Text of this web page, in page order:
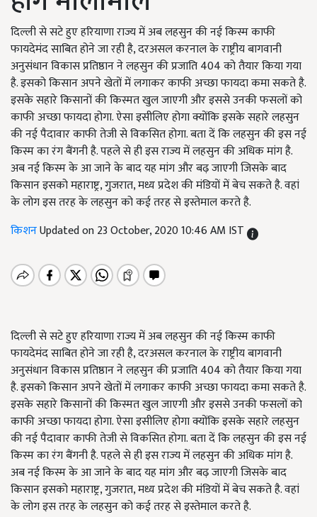
दिल्ली से सटे हुए हरियाणा राज्य में अब लहसुन की नई किस्म काफी
फायदेमंद साबित होने जा रही है, दरअसल करनाल के राष्ट्रीय बागवानी
अनुसंधान विकास प्रतिष्ठान ने लहसुन की प्रजाति 404 को तैयार किया गया
है. इसको किसान अपने खेतों में लगाकर काफी अच्छा फायदा कमा सकते है.
इसके सहारे किसानों की किस्मत खुल जाएगी और इससे उनकी फसलों को
काफी अच्छा फायदा होगा. ऐसा इसीलिए होगा क्योंकि इसके सहारे लहसुन
की नई पैदावार काफी तेजी से विकसित होगा. बता दें कि लहसुन की इस नई
किस्म का रंग बैंगनी है. पहले से ही इस राज्य में लहसुन की अधिक मांग है.
अब नई किस्म के आ जाने के बाद यह मांग और बढ़ जाएगी जिसके बाद
किसान इसको महाराष्ट्र, गुजरात, मध्य प्रदेश की मंडियों में बेच सकते है. वहां
के लोग इस तरह के लहसुन को कई तरह से इस्तेमाल करते है.
किशनUpdated on 23 October, 2020 10:46 AM IST
दिल्ली से सटे हुए हरियाणा राज्य में अब लहसुन की नई किस्म काफी
फायदेमंद साबित होने जा रही है, दरअसल करनाल के राष्ट्रीय बागवानी
अनुसंधान विकास प्रतिष्ठान ने लहसुन की प्रजाति 404 को तैयार किया गया
है. इसको किसान अपने खेतों में लगाकर काफी अच्छा फायदा कमा सकते है.
इसके सहारे किसानों की किस्मत खुल जाएगी और इससे उनकी फसलों को
काफी अच्छा फायदा होगा. ऐसा इसीलिए होगा क्योंकि इसके सहारे लहसुन
की नई पैदावार काफी तेजी से विकसित होगा. बता दें कि लहसुन की इस नई
किस्म का रंग बैंगनी है. पहले से ही इस राज्य में लहसुन की अधिक मांग है.
अब नई किस्म के आ जाने के बाद यह मांग और बढ़ जाएगी जिसके बाद
किसान इसको महाराष्ट्र, गुजरात, मध्य प्रदेश की मंडियों में बेच सकते है. वहां
के लोग इस तरह के लहसुन को कई तरह से इस्तेमाल करते है.